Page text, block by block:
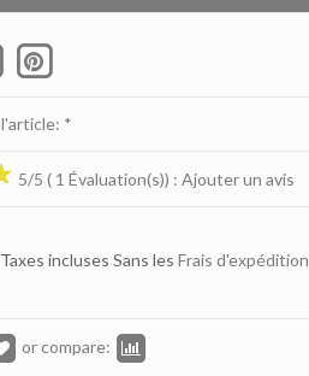
*
5/5 ( 1 Évaluation(s)) : Ajouter un avis
Taxes incluses Sans les Frais d'expédition
or compare: